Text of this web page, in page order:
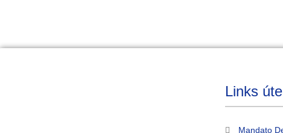
Links
Mandato